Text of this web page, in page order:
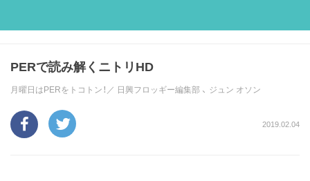
PERで読み解くニトリHD
月曜日はPERをトコトン！／ 日興フロッギー編集部 、 ジュン オソン
2019.02.04